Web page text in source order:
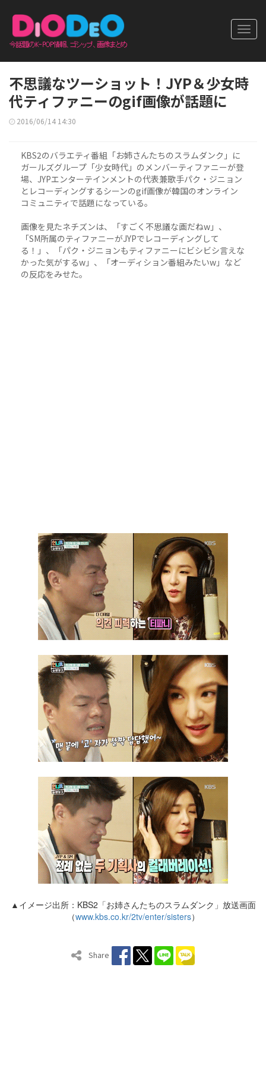
不思議なツーショット！JYP＆少女時
代ティファニーのgif画像が話題に
2016/06/14 14:30
KBS2のバラエティ番組「お姉さんたちのスラムダンク」に
ガールズグループ「少女時代」のメンバーティファニーが登
場、JYPエンターテインメントの代表兼歌手パク・ジニョン
とレコーディングするシーンのgif画像が韓国のオンライン
コミュニティで話題になっている。
画像を見たネチズンは、「すごく不思議な画だねw」、
「SM所属のティファニーがJYPでレコーディングして
る！」、「パク・ジニョンもティファニーにビシビシ言えな
かった気がするw」、「オーディション番組みたいw」など
の反応をみせた。
▲イメージ出所：KBS2「お姉さんたちのスラムダンク」放送画面
（www.kbs.co.kr/2tv/enter/sisters）
Share